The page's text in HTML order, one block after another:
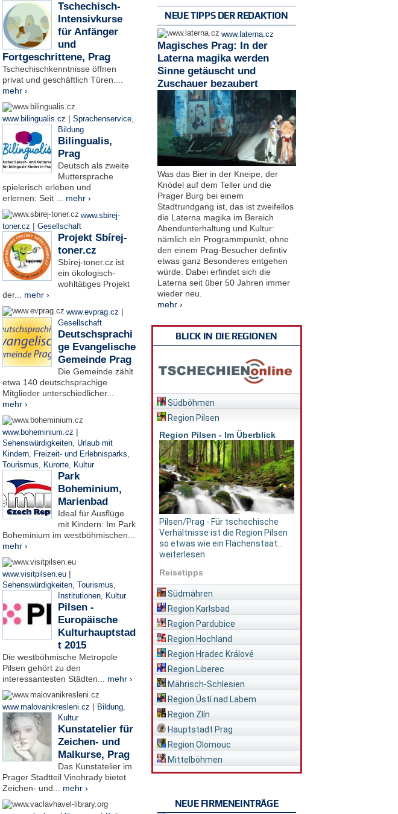
Tschechisch-
Intensivkurse
für Anfänger
und
Fortgeschrittene, Prag
Tschechischkenntnisse öffnen
privat und geschäftlich Türen....
mehr ›
www.bilingualis.cz | Sprachenservice,
Bildung
Bilingualis,
Prag
Deutsch als zweite
Muttersprache
spielerisch erleben und
erlernen: Seit ... mehr ›
www.sbirej-
toner.cz | Gesellschaft
Projekt Sbírej-
toner.cz
Sbírej-toner.cz ist
ein ökologisch-
wohltätiges Projekt
der... mehr ›
www.evprag.cz |
Gesellschaft
Deutschsprachi
ge Evangelische
Gemeinde Prag
Die Gemeinde zählt
etwa 140 deutschsprachige
Mitglieder unterschiedlicher...
mehr ›
www.boheminium.cz |
Sehenswürdigkeiten, Urlaub mit
Kindern, Freizeit- und Erlebnisparks,
Tourismus, Kurorte, Kultur
Park
Boheminium,
Marienbad
Ideal für Ausflüge
mit Kindern: Im Park
Boheminium im westböhmischen...
mehr ›
www.visitpilsen.eu |
Sehenswürdigkeiten, Tourismus,
Institutionen, Kultur
Pilsen -
Europäische
Kulturhauptstad
t 2015
Die westböhmische Metropole
Pilsen gehört zu den
interessantesten Städten... mehr ›
www.malovanikresleni.cz | Bildung,
Kultur
Kunstatelier für
Zeichen- und
Malkurse, Prag
Das Kunstatelier im
Prager Stadtteil Vinohrady bietet
Zeichen- und... mehr ›
NEUE TIPPS DER REDAKTION
www.laterna.cz
Magisches Prag: In der
Laterna magika werden
Sinne getäuscht und
Zuschauer bezaubert
Was das Bier in der Kneipe, der
Knödel auf dem Teller und die
Prager Burg bei einem
Stadtrundgang ist, das ist zweifellos
die Laterna magika im Bereich
Abendunterhaltung und Kultur:
nämlich ein Programmpunkt, ohne
den einem Prag-Besucher defintiv
etwas ganz Besonderes entgehen
würde. Dabei erfindet sich die
Laterna seit über 50 Jahren immer
wieder neu.
mehr ›
BLICK IN DIE REGIONEN
Südböhmen
Region Pilsen
Region Pilsen - Im Überblick
Pilsen/Prag - Für tschechische
Verhältnisse ist die Region Pilsen
so etwas wie ein Flächenstaat...
weiterlesen
Reisetipps
Südmähren
Region Karlsbad
Region Pardubice
Region Hochland
Region Hradec Králové
Region Liberec
Mährisch-Schlesien
Region Ústí nad Labem
Region Zlín
Hauptstadt Prag
Region Olomouc
Mittelböhmen
NEUE FIRMENEINTRÄGE